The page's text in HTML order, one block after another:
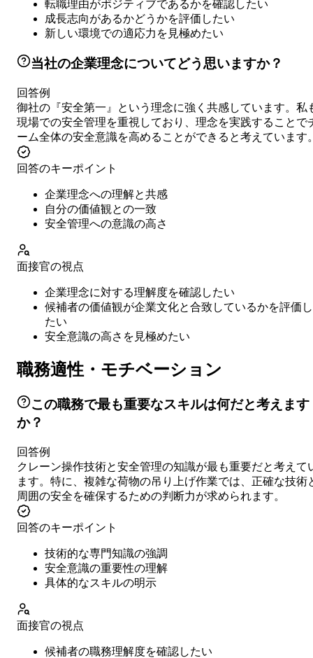
転職理由がポジティブであるかを確認したい
成長志向があるかどうかを評価したい
新しい環境での適応力を見極めたい
当社の企業理念についてどう思いますか？
回答例
御社の『安全第一』という理念に強く共感しています。私
現場での安全管理を重視しており、理念を実践することで
ーム全体の安全意識を高めることができると考えています
回答のキーポイント
企業理念への理解と共感
自分の価値観との一致
安全管理への意識の高さ
面接官の視点
企業理念に対する理解度を確認したい
候補者の価値観が企業文化と合致しているかを評価し
たい
安全意識の高さを見極めたい
職務適性・モチベーション
この職務で最も重要なスキルは何だと考えます
か？
回答例
クレーン操作技術と安全管理の知識が最も重要だと考えて
ます。特に、複雑な荷物の吊り上げ作業では、正確な技術
周囲の安全を確保するための判断力が求められます。
回答のキーポイント
技術的な専門知識の強調
安全意識の重要性の理解
具体的なスキルの明示
面接官の視点
候補者の職務理解度を確認したい